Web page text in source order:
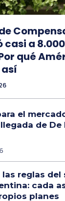
casi a
qué
el
de De
las reglas del
cada
planes